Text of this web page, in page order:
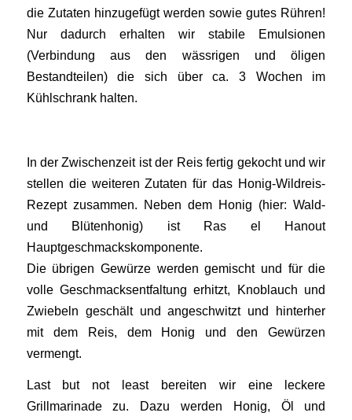
die Zutaten hinzugefügt werden sowie gutes Rühren!
Nur dadurch erhalten wir stabile Emulsionen
(Verbindung aus den wässrigen und öligen
Bestandteilen) die sich über ca. 3 Wochen im
Kühlschrank halten.
In der Zwischenzeit ist der Reis fertig gekocht und wir
stellen die weiteren Zutaten für das Honig-Wildreis-
Rezept zusammen. Neben dem Honig (hier: Wald-
und Blütenhonig) ist Ras el Hanout
Hauptgeschmackskomponente.
Die übrigen Gewürze werden gemischt und für die
volle Geschmacksentfaltung erhitzt, Knoblauch und
Zwiebeln geschält und angeschwitzt und hinterher
mit dem Reis, dem Honig und den Gewürzen
vermengt.
Last but not least bereiten wir eine leckere
Grillmarinade zu. Dazu werden Honig, Öl und